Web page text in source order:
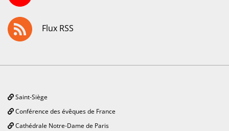
Flux RSS
Saint-Siège
Conférence des évêques de France
Cathédrale Notre-Dame de Paris